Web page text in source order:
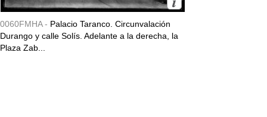
0060FMHA - Palacio Taranco. Circunvalación
Durango y calle Solís. Adelante a la derecha, la
Plaza Zab...